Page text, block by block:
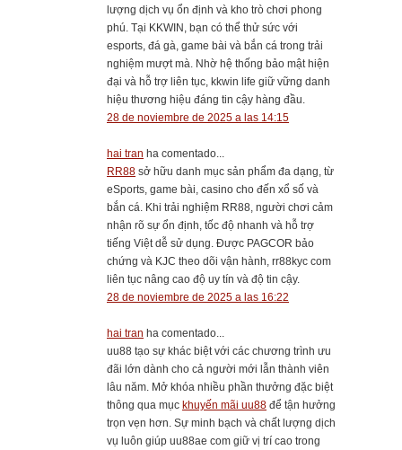
lượng dịch vụ ổn định và kho trò chơi phong
phú. Tại KKWIN, bạn có thể thử sức với
esports, đá gà, game bài và bắn cá trong trải
nghiệm mượt mà. Nhờ hệ thống bảo mật hiện
đại và hỗ trợ liên tục, kkwin life giữ vững danh
hiệu thương hiệu đáng tin cậy hàng đầu.
28 de noviembre de 2025 a las 14:15
hai tran ha comentado...
RR88 sở hữu danh mục sản phẩm đa dạng, từ
eSports, game bài, casino cho đến xổ số và
bắn cá. Khi trải nghiệm RR88, người chơi cảm
nhận rõ sự ổn định, tốc độ nhanh và hỗ trợ
tiếng Việt dễ sử dụng. Được PAGCOR bảo
chứng và KJC theo dõi vận hành, rr88kyc com
liên tục nâng cao độ uy tín và độ tin cậy.
28 de noviembre de 2025 a las 16:22
hai tran ha comentado...
uu88 tạo sự khác biệt với các chương trình ưu
đãi lớn dành cho cả người mới lẫn thành viên
lâu năm. Mở khóa nhiều phần thưởng đặc biệt
thông qua mục khuyến mãi uu88 để tận hưởng
trọn vẹn hơn. Sự minh bạch và chất lượng dịch
vụ luôn giúp uu88ae com giữ vị trí cao trong